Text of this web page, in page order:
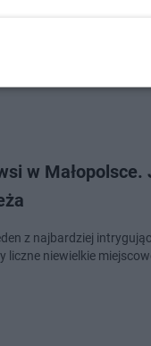
w
z najbardziej
niewielkie